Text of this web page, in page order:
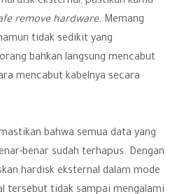
remove hardware. Memang
tidak sedikit yang
bahkan langsung mencabut
mencabut kabelnya secara
bahwa semua data yang
benar sudah terhapus. Dengan
hardisk eksternal dalam mode
tersebut tidak sampai mengalami